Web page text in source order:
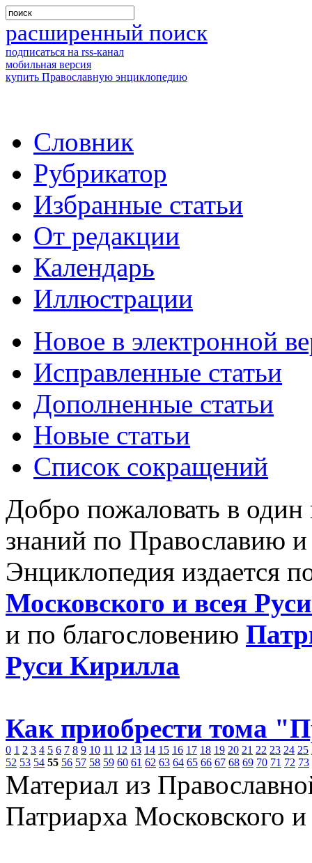
расширенный поиск
подписаться на rss-канал
мобильная версия
купить Православную энциклопедию
Словник
Рубрикатор
Избранные статьи
От редакции
Календарь
Иллюстрации
Новое в электронной
Исправленные статьи
Дополненные статьи
Новые статьи
Список сокращений
Добро пожаловать в
знаний по Православию
Энциклопедия издается
Московского и всея
и по благословению
Руси Кирилла
Как приобрести тома
0 1 2 3 4 5 6 7 8 9 10 11 12 13 14 15 16 17 18 19 20 21 22 23 24 25
52 53 54 55 56 57 58 59 60 61 62 63 64 65 66 67 68 69 70 71 72 73
Материал из
Патриарха Московского